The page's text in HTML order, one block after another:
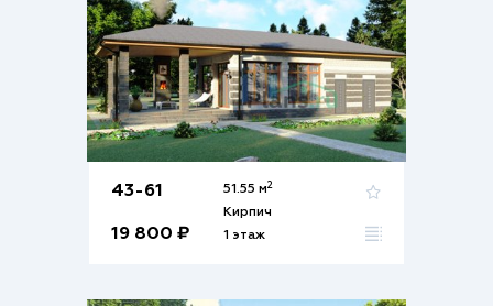
43-61
19 800 ₽
51.55 м2
Кирпич
1 этаж